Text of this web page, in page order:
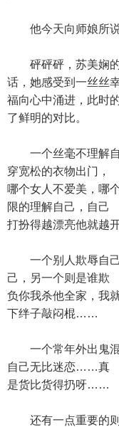
他今天向师娘所说
砰砰砰，苏美娴的
话，她感受到一丝丝
福向心中涌进，此时
了鲜明的对比。
一个丝毫不理解自
穿宽松的衣物出门，
哪个女人不爱美，哪
限的理解自己，自己
打扮得越漂亮他就越开
一个别人欺辱自己
己，另一个则是谁欺
负你我杀他全家，我
下绊子敲闷棍……
一个常年外出鬼混
自己无比迷恋……真
是货比货得扔呀……
还有一点重要的则